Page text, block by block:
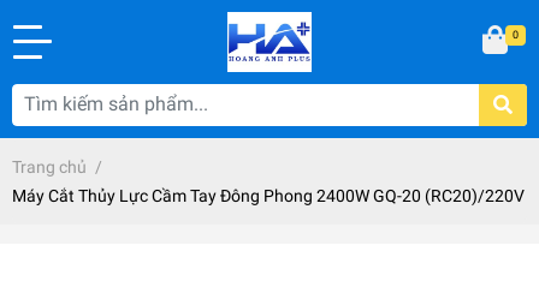
0
Trang chủ /
Máy Cắt Thủy Lực Cầm Tay Đông Phong 2400W GQ-20 (RC20)/220V